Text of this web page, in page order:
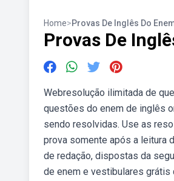
Home>Provas De Inglês Do
Provas De
Webresolução ilimitada de
questões do enem de inglês
sendo resolvidas. Use as
prova somente após a leitura
de redação, dispostas da
de enem e vestibulares